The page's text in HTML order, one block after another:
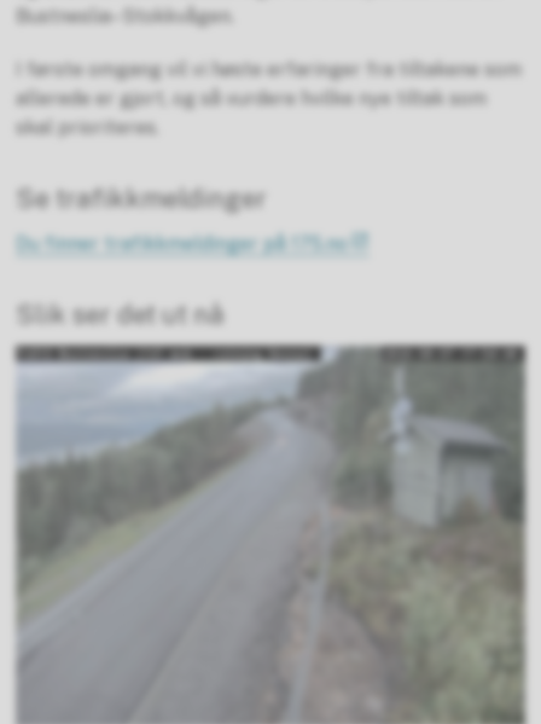
Bustneslia–Stokkvågen.
I første omgang vil vi høste erfaringer fra tiltakene som
allerede er gjort, og så vurdere hvilke nye tiltak som
skal prioriteres.
Se trafikkmeldinger
Du finner trafikkmeldinger på 175.no
Slik ser det ut nå